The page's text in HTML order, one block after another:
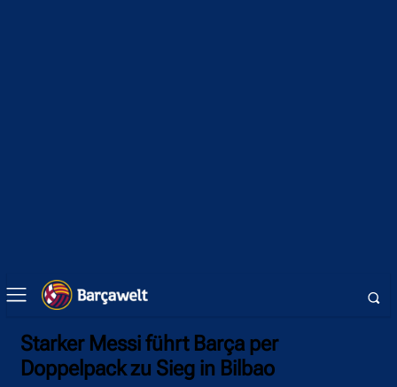
Starker Messi führt Barça per
Doppelpack zu Sieg in Bilbao